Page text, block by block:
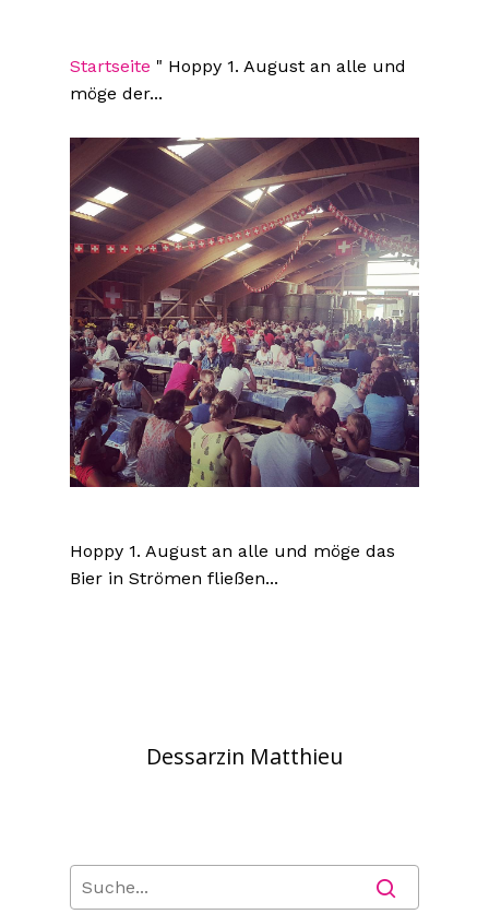
Startseite " Hoppy 1. August an alle und
möge der...
Hoppy 1. August an alle und möge das
Bier in Strömen fließen...
Dessarzin Matthieu